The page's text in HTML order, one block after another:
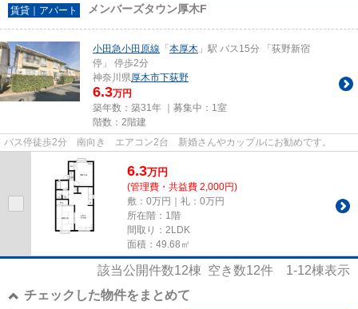
賃貸｜アパート メンバーズタウン厚木F
小田急小田原線 「本厚木 」駅 バス15分 「荻野新宿
停」 停歩2分
神奈川県厚木市下荻野
6.3万円
築年数：築31年 ｜募集中： 1室
階数：2階建
バス停徒歩2分 南向き エアコン2台 新婚さんやカップルにお勧めです。
6.3万円
(管理費・共益費 2,000円)
敷：0万円｜礼：0万円
所在階：1階
間取り：2LDK
面積：49.68㎡
該当公開件数12棟 空き数12件 1-12棟表示
チェックした物件をまとめて